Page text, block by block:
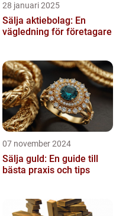
28 januari 2025
Sälja aktiebolag: En
vägledning för företagare
07 november 2024
Sälja guld: En guide till
bästa praxis och tips